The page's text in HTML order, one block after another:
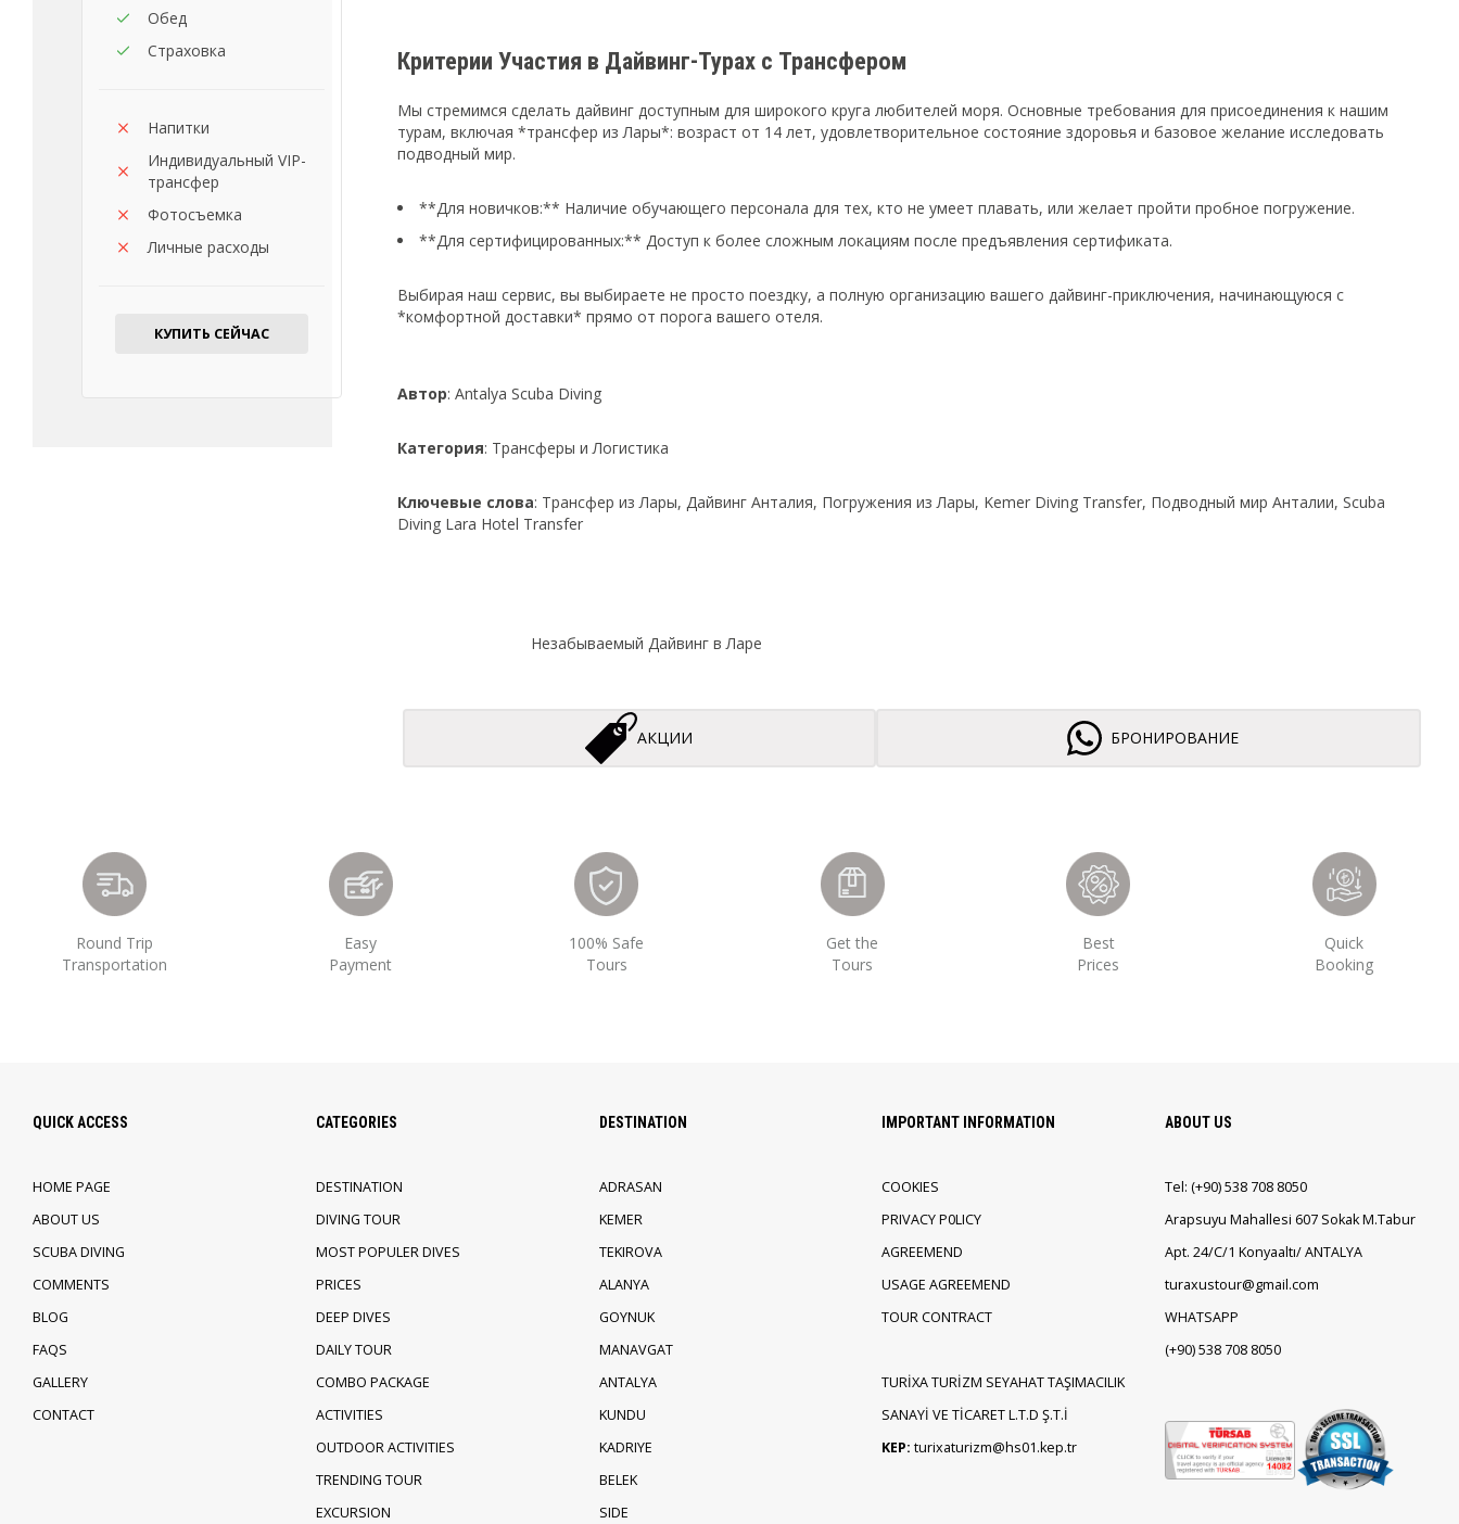
Критерии Участия в Дайвинг-Турах с Трансфером
Мы стремимся сделать дайвинг доступным для широкого круга любителей моря. Основные требования для присоединения к нашим
турам, включая *трансфер из Лары*: возраст от 14 лет, удовлетворительное состояние здоровья и базовое желание исследовать
подводный мир.
**Для новичков:** Наличие обучающего персонала для тех, кто не умеет плавать, или желает пройти пробное погружение.
**Для сертифицированных:** Доступ к более сложным локациям после предъявления сертификата.
Выбирая наш сервис, вы выбираете не просто поездку, а полную организацию вашего дайвинг-приключения, начинающуюся с
*комфортной доставки* прямо от порога вашего отеля.
Автор: Antalya Scuba Diving
Категория: Трансферы и Логистика
Ключевые слова: Трансфер из Лары, Дайвинг Анталия, Погружения из Лары, Kemer Diving Transfer, Подводный мир Анталии, Scuba
Diving Lara Hotel Transfer
Незабываемый Дайвинг в Ларе
АКЦИИ БРОНИРОВАНИЕ
Обед
Страховка
Напитки
Индивидуальный VIP-
трансфер
Фотосъемка
Личные расходы
КУПИТЬ СЕЙЧАС
Round Trip
Transportation
Easy
Payment
100% Safe
Tours
Get the
Tours
Best
Prices
Quick
Booking
QUICK ACCESS
HOME PAGE
ABOUT US
SCUBA DIVING
COMMENTS
BLOG
FAQS
GALLERY
CONTACT
CATEGORIES
DESTINATION
DIVING TOUR
MOST POPULER DIVES
PRICES
DEEP DIVES
DAILY TOUR
COMBO PACKAGE
ACTIVITIES
OUTDOOR ACTIVITIES
TRENDING TOUR
EXCURSION
DESTINATION
ADRASAN
KEMER
TEKIROVA
ALANYA
GOYNUK
MANAVGAT
ANTALYA
KUNDU
KADRIYE
BELEK
SIDE
IMPORTANT INFORMATION
COOKIES
PRIVACY P0LICY
AGREEMEND
USAGE AGREEMEND
TOUR CONTRACT
TURİXA TURİZM SEYAHAT TAŞIMACILIK
SANAYİ VE TİCARET L.T.D Ş.T.İ
KEP: turixaturizm@hs01.kep.tr
ABOUT US
Tel: (+90)538 708 8050
Arapsuyu Mahallesi 607 Sokak M.Tabur
Apt. 24/C/1 Konyaaltı/ ANTALYA
turaxustour@gmail.com
WHATSAPP
(+90)538 708 8050